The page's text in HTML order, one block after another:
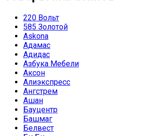
220 Вольт
585 Золотой
Askona
Адамас
Адидас
Азбука Мебели
Аксон
Алиэкспресс
Ангстрем
Ашан
Бауцентр
Башмаг
Белвест